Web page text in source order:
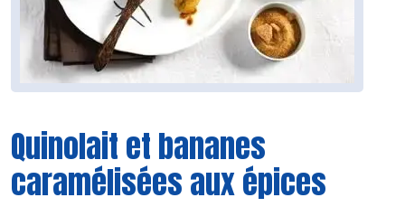
Quinolait et bananes
caramélisées aux épices